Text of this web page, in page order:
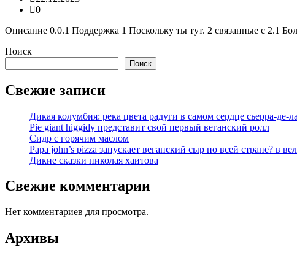
0
Описание 0.0.1 Поддержка 1 Поскольку ты тут. 2 связанные с 2.1
Поиск
Поиск
Свежие записи
Дикая колумбия: река цвета радуги в самом сердце сьерра-де-
Pie giant higgidy представит свой первый веганский ролл
Сидр с горячим маслом
Papa john’s pizza запускает веганский сыр по всей стране? в
Дикие сказки николая хаитова
Свежие комментарии
Нет комментариев для просмотра.
Архивы